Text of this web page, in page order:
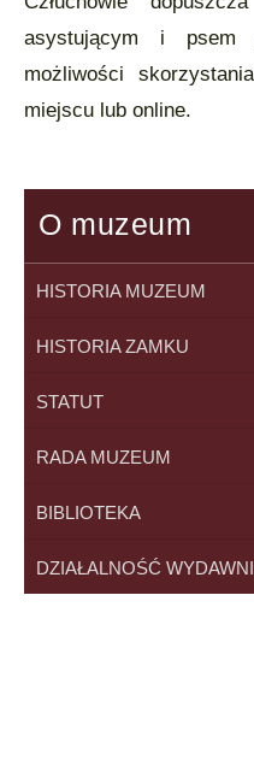
asystującym i psem
możliwości
miejscu lub online.
O muzeum
HISTORIA MUZEUM
HISTORIA ZAMKU
STATUT
RADA MUZEUM
BIBLIOTEKA
DZIAŁALNOŚĆ